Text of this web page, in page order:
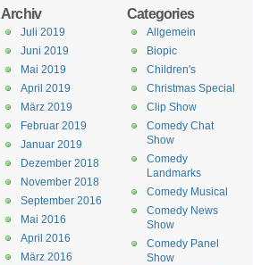
Categories
Allgemein
Biopic
Children's
Christmas Special
Clip Show
Comedy Chat
Show
Comedy
Landmarks
Comedy Musical
Comedy News
Show
Comedy Panel
Show
Archiv
Juli 2019
Juni 2019
Mai 2019
April 2019
März 2019
Februar 2019
Januar 2019
Dezember 2018
November 2018
September 2016
Mai 2016
April 2016
März 2016